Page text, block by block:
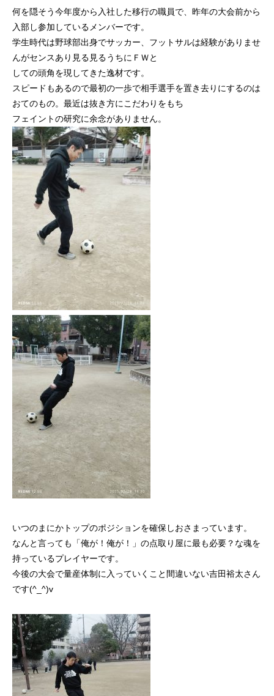
何を隠そう今年度から入社した移行の職員で、昨年の大会前から
入部し参加しているメンバーです。
学生時代は野球部出身でサッカー、フットサルは経験がありませ
んがセンスあり見る見るうちにＦＷと
しての頭角を現してきた逸材です。
スピードもあるので最初の一歩で相手選手を置き去りにするのは
おてのもの。最近は抜き方にこだわりをもち
フェイントの研究に余念がありません。
いつのまにかトップのポジションを確保しおさまっています。
なんと言っても「俺が！俺が！」の点取り屋に最も必要？な魂を
持っているプレイヤーです。
今後の大会で量産体制に入っていくこと間違いない吉田裕太さん
です(^_^)v